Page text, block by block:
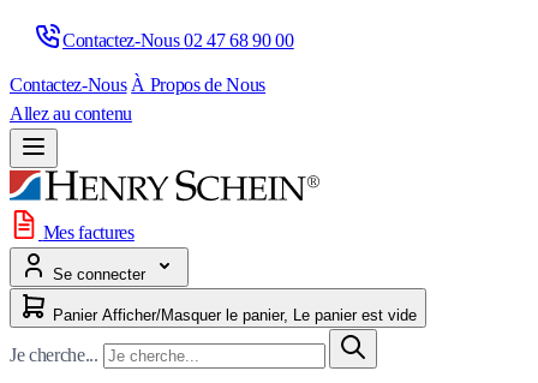
Contactez-Nous 02 47 68 90 00
Contactez-Nous À Propos de Nous
Allez au contenu
Mes factures
Se connecter
Panier Afficher/Masquer le panier, Le panier est vide
Je cherche...